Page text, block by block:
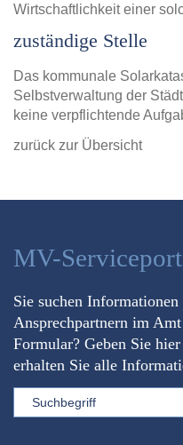
Wirtschaftlichkeit einer
zuständige Stelle
Das kommunale
Selbstverwaltung der
keine verpflichtende
zurück zur Übersicht
MV-
Sie suchen
Ansprechpartnern im
Formular? Geben Sie
erhalten Sie alle
Sword